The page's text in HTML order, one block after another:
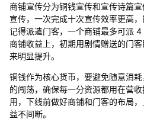
商铺宣传分为铜钱宣传和宣传诗篇
宣传，一次完成十次宣传效率更高
记得派遣门客，一个商铺最多可派
商铺收益上，初期用剧情赠送的门
来明显提升。
铜钱作为核心货币，要避免随意消
的闯荡，确保每一分资源都用在营
用，下线前做好商铺和门客的布局
益不间断。